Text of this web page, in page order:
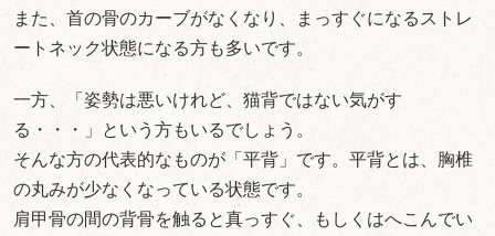
また、首の骨のカーブがなくなり、まっすぐになるストレ
ートネック状態になる方も多いです。
一方、「姿勢は悪いけれど、猫背ではない気がす
る・・・」という方もいるでしょう。
そんな方の代表的なものが「平背」です。平背とは、胸椎
の丸みが少なくなっている状態です。
肩甲骨の間の背骨を触ると真っすぐ、もしくはへこんでい